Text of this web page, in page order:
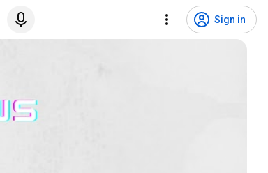
Sign in